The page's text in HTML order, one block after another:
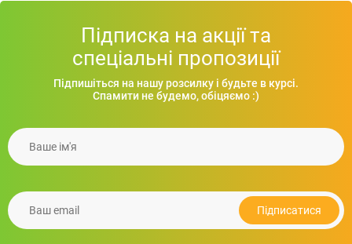
Контейнер для їжі з ложкою BETTNA
Подробнiше
Підписка на акції та
спеціальні пропозиції
Підпишіться на нашу розсилку і будьте в курсі.
Спамити не будемо, обіцяємо :)
Підписатися